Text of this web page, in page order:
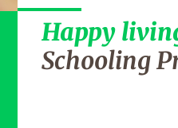
Happy
Schooling